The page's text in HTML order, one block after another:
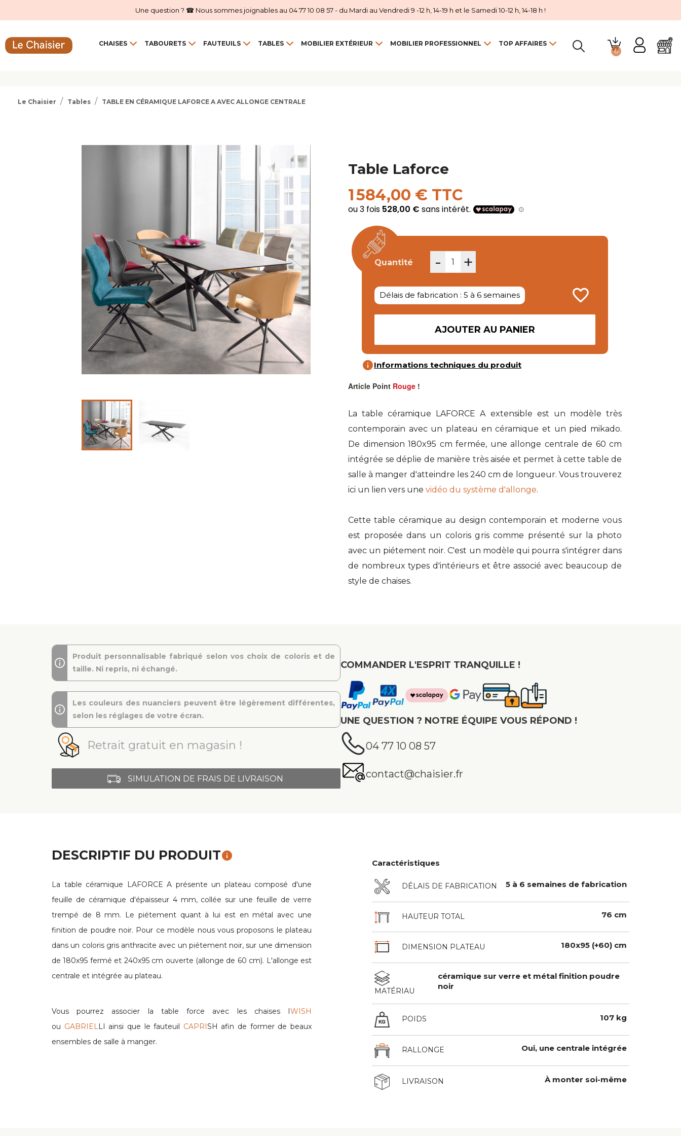
Une question ? ☎ Nous sommes joignables au 04 77 10 08 57 - du Mardi au Vendredi 9 -12 h, 14-19 h et le Samedi 10-12 h, 14-18 h !
CHAISES TABOURETS FAUTEUILS TABLES MOBILIER EXTÉRIEUR MOBILIER PROFESSIONNEL TOP AFFAIRES
0
Le Chaisier Tables TABLE EN CÉRAMIQUE LAFORCE A AVEC ALLONGE CENTRALE
Table Laforce
1 584,00 € TTC
Quantité - +
Délais de fabrication : 5 à 6 semaines favorite_border
AJOUTER AU PANIER
infoInformations techniques du produit
Article Point Rouge !
La table céramique LAFORCE A extensible est un modèle très
contemporain avec un plateau en céramique et un pied mikado.
De dimension 180x95 cm fermée, une allonge centrale de 60 cm
intégrée se déplie de manière très aisée et permet à cette table de
salle à manger d'atteindre les 240 cm de longueur. Vous trouverez
ici un lien vers une vidéo du système d'allonge.
Cette table céramique au design contemporain et moderne vous
est proposée dans un coloris gris comme présenté sur la photo
avec un piétement noir. C'est un modèle qui pourra s'intégrer dans
de nombreux types d'intérieurs et être associé avec beaucoup de
style de chaises.
Produit personnalisable fabriqué selon vos choix de coloris et de
taille. Ni repris, ni échangé.
Les couleurs des nuanciers peuvent être légèrement différentes,
selon les réglages de votre écran.
Retrait gratuit en magasin !
SIMULATION DE FRAIS DE LIVRAISON
COMMANDER L'ESPRIT TRANQUILLE !
UNE QUESTION ? NOTRE ÉQUIPE VOUS RÉPOND !
04 77 10 08 57
contact@chaisier.fr
DESCRIPTIF DU PRODUITinfo
La table céramique LAFORCE A présente un plateau composé d'une
feuille de céramique d'épaisseur 4 mm, collée sur une feuille de verre
trempé de 8 mm. Le piétement quant à lui est en métal avec une
finition de poudre noir. Pour ce modèle nous vous proposons le plateau
dans un coloris gris anthracite avec un piétement noir, sur une dimension
de 180x95 fermé et 240x95 cm ouverte (allonge de 60 cm). L'allonge est
centrale et intégrée au plateau.
Vous pourrez associer la table force avec les chaises IWISH
ou GABRIELLI ainsi que le fauteuil CAPRISH afin de former de beaux
ensembles de salle à manger.
Caractéristiques
DÉLAIS DE FABRICATION 5 à 6 semaines de fabrication
HAUTEUR TOTAL 76 cm
DIMENSION PLATEAU 180x95 (+60) cm
MATÉRIAU
céramique sur verre et métal finition poudre
noir
POIDS 107 kg
RALLONGE Oui, une centrale intégrée
LIVRAISON À monter soi-même